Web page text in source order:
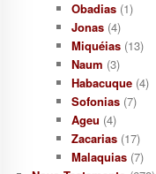
Obadias(1)
Jonas(4)
Miquéias(13)
Naum (3)
Habacuque(4)
Sofonias(7)
Ageu (4)
Zacarias(17)
Malaquias(7)